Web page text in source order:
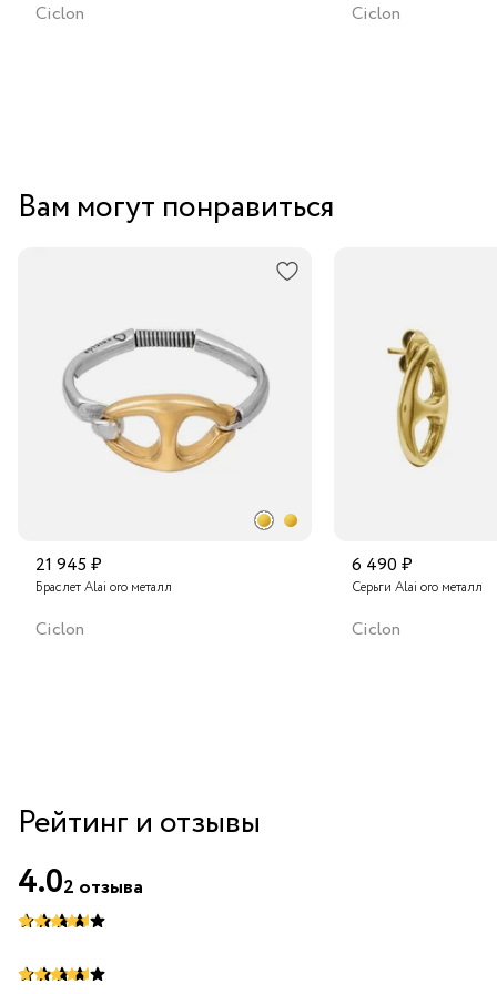
Ciclon Ciclon
Вам могут понравиться
21 945 ₽
Браслет Alai oro металл
Ciclon
6 490 ₽
Серьги Alai oro металл
Ciclon
Рейтинг и отзывы
4.02 отзыва